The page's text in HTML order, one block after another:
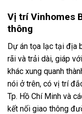
Vị tríVinhomes
thông
Dự án tọa lạc tại địa
rãi và trải dài, giáp
khác xung quanh
nói ở trên, có vị trí
Tp. Hồ Chí Minh và
kết nối giao thông